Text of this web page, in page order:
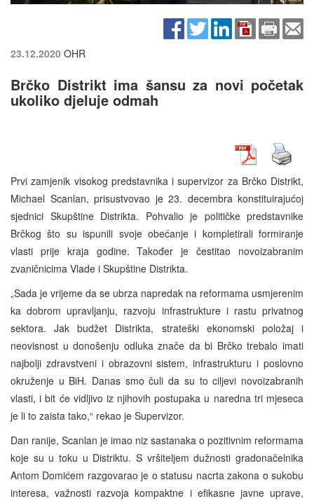
23.12.2020 OHR
Brčko Distrikt ima šansu za novi početak
ukoliko djeluje odmah
Prvi zamjenik visokog predstavnika i supervizor za Brčko Distrikt,
Michael Scanlan, prisustvovao je 23. decembra konstituirajućoj
sjednici Skupštine Distrikta. Pohvalio je političke predstavnike
Brčkog što su ispunili svoje obećanje i kompletirali formiranje
vlasti prije kraja godine. Također je čestitao novoizabranim
zvaničnicima Vlade i Skupštine Distrikta.
„Sada je vrijeme da se ubrza napredak na reformama usmjerenim
ka dobrom upravljanju, razvoju infrastrukture i rastu privatnog
sektora. Jak budžet Distrikta, strateški ekonomski položaj i
neovisnost u donošenju odluka znače da bi Brčko trebalo imati
najbolji zdravstveni i obrazovni sistem, infrastrukturu i poslovno
okruženje u BiH. Danas smo čuli da su to ciljevi novoizabranih
vlasti, i bit će vidljivo iz njihovih postupaka u naredna tri mjeseca
je li to zaista tako,“ rekao je Supervizor.
Dan ranije, Scanlan je imao niz sastanaka o pozitivnim reformama
koje su u toku u Distriktu. S vršiteljem dužnosti gradonačelnika
Antom Domićem razgovarao je o statusu nacrta zakona o sukobu
interesa, važnosti razvoja kompaktne i efikasne javne uprave,